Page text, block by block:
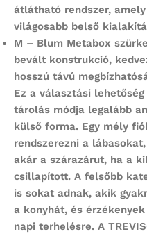
átlátható rendszer,
világosabb belső
M – Blum Metabox
bevált konstrukció,
hosszú távú
Ez a választási
tárolás módja legalább
külső forma. Egy mély
rendszerezni a
akár a szárazárut, ha a
csillapított. A felsőbb
is sokat adnak, akik
a konyhát, és
napi terhelésre. A